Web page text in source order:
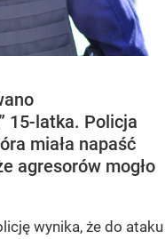
15-latka. Policja
miała napaść
agresorów mogło
wynika, że do ataku